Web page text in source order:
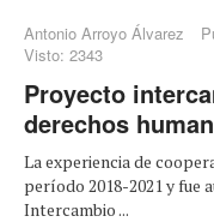
Antonio Arroyo Álvarez
Visto: 2343
Proyecto
derechos
La experiencia de
período 2018-2021 y fue
Intercambio ...